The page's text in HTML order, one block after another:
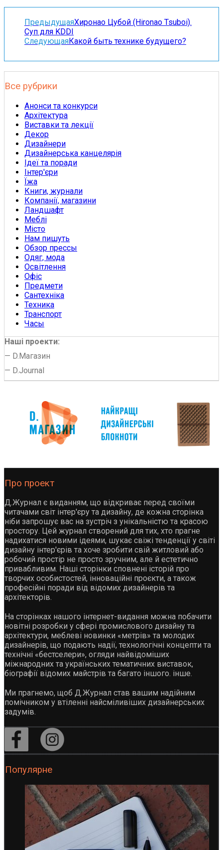
ПредыдущаяХиронао Цубой (Hironao Tsuboi).
Суп для KDDI
СледующаяКакой быть технике будущего?
Все рубрики
Анонси та конкурси
Архітектура
Виставки та лекції
Декор
Дизайнери
Дизайнерська канцелярія
Ідеї та поради
Інтер'єри
Їжа
Книги, журнали
Компанії, магазини
Ландшафт
Меблі
Місто
Нам пишуть
Обзор прессы
Одяг, мода
Освітлення
Офіс
Предмети
Сантехніка
Техника
Транспорт
Часы
Наші проекти:
— D.Магазин
— D.Journal
Про проект
Д.Журнал є виданням, що відкриває перед своїми
читачами світ інтер'єру та дизайну, де кожна сторінка
ніби запрошує вас на зустріч з унікальністю та красою
простору. Цей журнал створений для тих, хто прагне
надихатися новими ідеями, шукає свіжі тенденції у світі
дизайну інтер'єрів та хоче зробити свій житловий або
робочий простір не просто зручним, але й естетично
привабливим. Наші сторінки сповнені історій про
творчих особистостей, інноваційні проєкти, а також
професійні поради від відомих дизайнерів та
архітекторів.
На сторінках нашого інтернет-видання можна побачити
новітні розробки у сфері промислового дизайну та
архітектури, меблеві новинки «метрів» та молодих
дизайнерів, що подають надії, технологічні концепти та
технічні «бестселери», огляди найвідоміших
міжнародних та українських тематичних виставок,
біографії відомих майстрів та багато іншого. інше.
Ми прагнемо, щоб Д.Журнал став вашим надійним
помічником у втіленні найсміливіших дизайнерських
задумів.
Популярне